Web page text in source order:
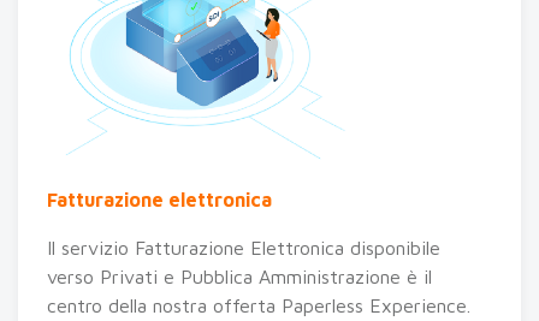
Fatturazione elettronica
Il servizio Fatturazione Elettronica disponibile
verso Privati e Pubblica Amministrazione è il
centro della nostra offerta Paperless Experience.